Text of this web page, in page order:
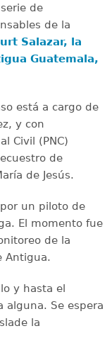
de
de la
Salazar, la
Guatemala,
está a cargo de
y con
Civil (PNC)
de
de Jesús.
un piloto de
El momento fue
de la
Antigua.
y hasta el
alguna. Se espera
la